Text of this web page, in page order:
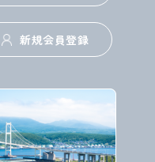
新規会員登録